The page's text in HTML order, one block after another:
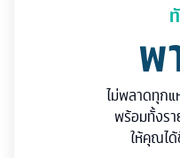
พ
ไม่พลาดทุก
พร้อมทั้งร
ให้คุณไ